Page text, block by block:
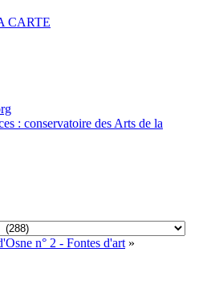
CARTE
: conservatoire des Arts de la
n° 2 - Fontes d'art »